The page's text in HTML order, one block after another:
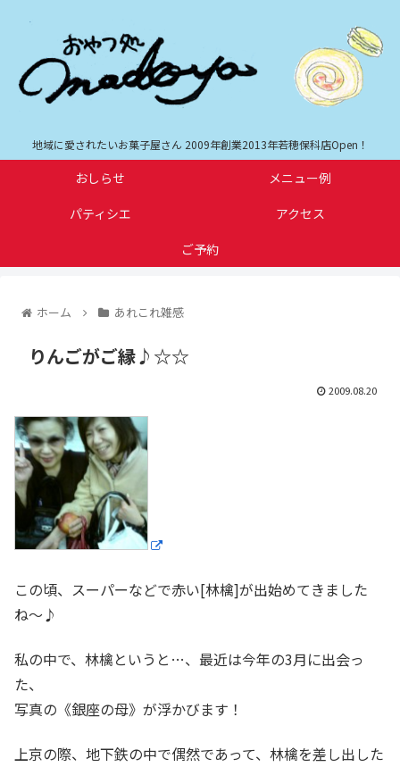
地域に愛されたいお菓子屋さん 2009年創業2013年若穂保科店Open！
おしらせ
メニュー例
パティシエ
アクセス
ご予約
ホーム あれこれ雑感
りんごがご縁♪☆☆
2009.08.20
この頃、スーパーなどで赤い[林檎]が出始めてきました
ね〜♪
私の中で、林檎というと…、最近は今年の3月に出会っ
た、
写真の《銀座の母》が浮かびます！
上京の際、地下鉄の中で偶然であって、林檎を差し出した